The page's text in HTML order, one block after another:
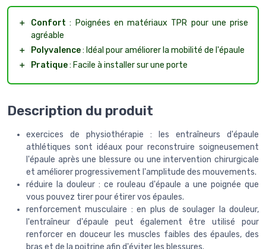
＋ Confort : Poignées en matériaux TPR pour une prise
agréable
＋
Polyvalence: Idéal pour améliorer la mobilité de l'épaule
＋
Pratique: Facile à installer sur une porte
Description du produit
exercices de physiothérapie : les entraîneurs d'épaule
athlétiques sont idéaux pour reconstruire soigneusement
l'épaule après une blessure ou une intervention chirurgicale
et améliorer progressivement l'amplitude des mouvements.
réduire la douleur : ce rouleau d'épaule a une poignée que
vous pouvez tirer pour étirer vos épaules.
renforcement musculaire : en plus de soulager la douleur,
l'entraîneur d'épaule peut également être utilisé pour
renforcer en douceur les muscles faibles des épaules, des
bras et de la poitrine afin d'éviter les blessures.